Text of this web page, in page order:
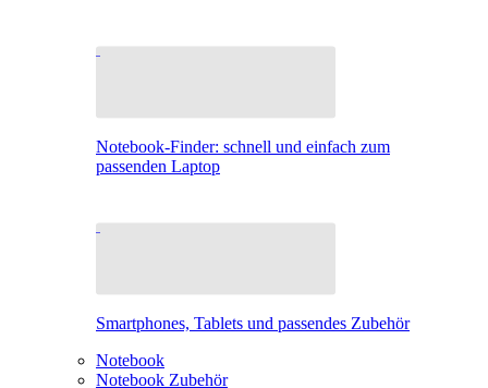
Notebook-Finder: schnell und einfach zum
passenden Laptop
Smartphones, Tablets und passendes Zubehör
Notebook
Notebook Zubehör